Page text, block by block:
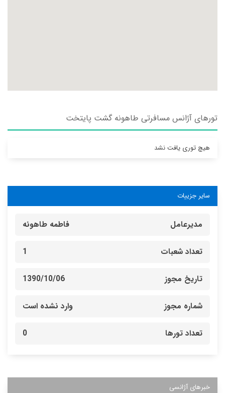
تورهای آژانس مسافرتی طاهونه گشت پايتخت
هیچ توری یافت نشد
سایر جزییات
مدیرعامل فاطمه طاهونه
تعداد شعبات 1
تاریخ مجوز 1390/10/06
شماره مجوز وارد نشده است
تعداد تورها 0
خبرهای آژانسی